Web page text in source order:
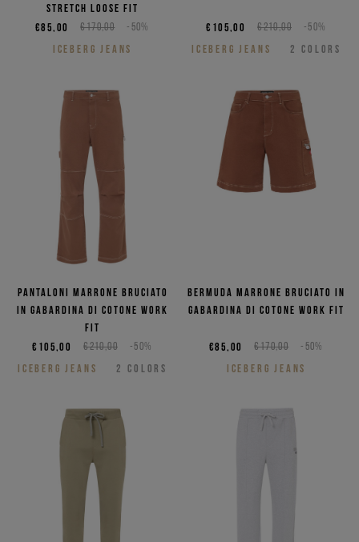
stretch loose fit
€170,00 -50%
€85,00
ICEBERG JEANS
€210,00 -50%
€105,00
ICEBERG JEANS
2 COLORS
Pantaloni marrone bruciato
in gabardina di cotone work
fit
€210,00 -50%
€105,00
ICEBERG JEANS
2 COLORS
Bermuda marrone bruciato in
gabardina di cotone work fit
€170,00 -50%
€85,00
ICEBERG JEANS